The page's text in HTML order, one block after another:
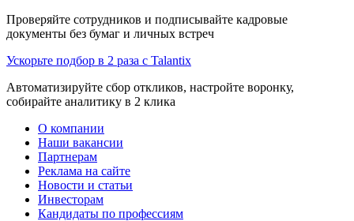
Проверяйте сотрудников и подписывайте кадровые
документы без бумаг и личных встреч
Ускорьте подбор в 2 раза с Talantix
Автоматизируйте сбор откликов, настройте воронку,
собирайте аналитику в 2 клика
О компании
Наши вакансии
Партнерам
Реклама на сайте
Новости и статьи
Инвесторам
Кандидаты по профессиям